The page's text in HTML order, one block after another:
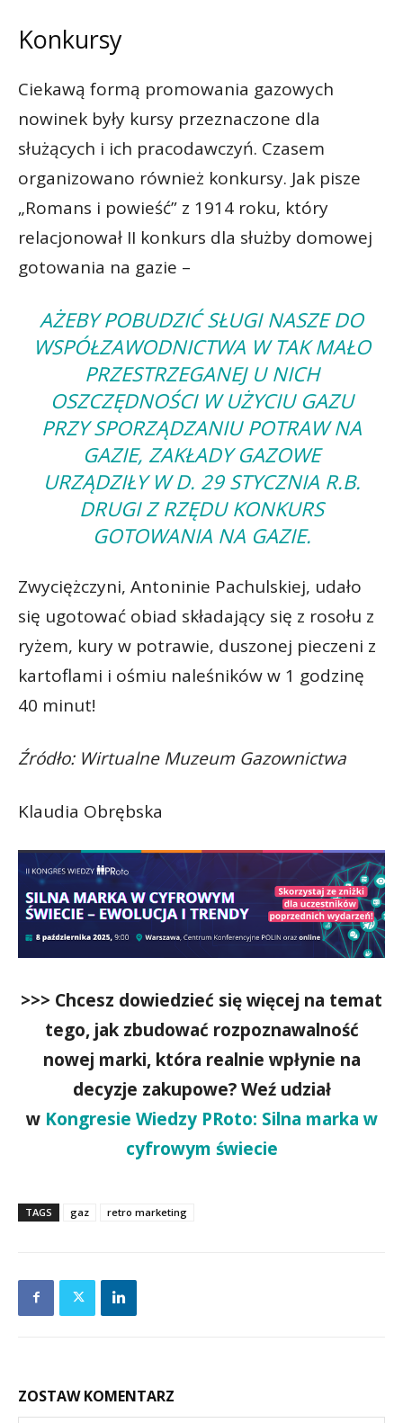
Konkursy
Ciekawą formą promowania gazowych
nowinek były kursy przeznaczone dla
służących i ich pracodawczyń. Czasem
organizowano również konkursy. Jak pisze
„Romans i powieść” z 1914 roku, który
relacjonował II konkurs dla służby domowej
gotowania na gazie –
AŻEBY POBUDZIĆ SŁUGI NASZE DO
WSPÓŁZAWODNICTWA W TAK MAŁO
PRZESTRZEGANEJ U NICH
OSZCZĘDNOŚCI W UŻYCIU GAZU
PRZY SPORZĄDZANIU POTRAW NA
GAZIE, ZAKŁADY GAZOWE
URZĄDZIŁY W D. 29 STYCZNIA R.B.
DRUGI Z RZĘDU KONKURS
GOTOWANIA NA GAZIE.
Zwyciężczyni, Antoninie Pachulskiej, udało
się ugotować obiad składający się z rosołu z
ryżem, kury w potrawie, duszonej pieczeni z
kartoflami i ośmiu naleśników w 1 godzinę
40 minut!
Źródło: Wirtualne Muzeum Gazownictwa
Klaudia Obrębska
>>> Chcesz dowiedzieć się więcej na temat
tego, jak zbudować rozpoznawalność
nowej marki, która realnie wpłynie na
decyzje zakupowe? Weź udział
w Kongresie Wiedzy PRoto: Silna marka w
cyfrowym świecie
TAGS gaz retro marketing
ZOSTAW KOMENTARZ